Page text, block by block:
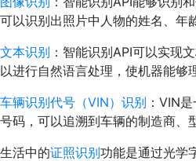
可以识别出照片中人物的姓名、年
文本识别 ：智能识别API可以实现
以进行自然语言处理，使机器能够
车辆识别代号（VIN）识别 ：VIN
号码，可以追溯到车辆的制造商、
生活中的证照识别功能是通过光学